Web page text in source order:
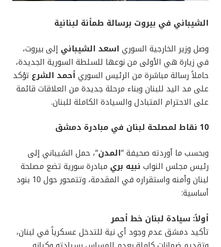
الشيباني في بيروت برسالة طمأنة لبنانية
وصل وزير الخارجية السوري اسعد الشيباني إلى بيروت،
في زيارة هي الأولى من نوعها للسلطة السورية الجديدة،
حاملاً رسالة مباشرة من الرئيس السوريأحمد الشرع تؤكد
على مد اليد للبنان وبناء مرحلة جديدة من العلاقات قائمة
على الاحترام المتبادل والسيادة الكاملة للبنان.
10 نقاط لمصلحة لبنان في مبادرة دمشق
وبحسب ما أوردته صحيفة “المدن“، حمل الشيباني إلى
رئيس مجلس النواب نبيه بري مبادرة سورية تضع مصلحة
لبنان وأمنه واستقراره في المقدمة، وتتمحور حول 10 بنود
أساسية:
أولاً: سيادة لبنان خط أحمر
تأكيد دمشق عدم وجود أي نية للتدخل عسكرياً في لبنان،